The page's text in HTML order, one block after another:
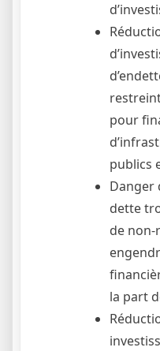
pour
publics
Danger
dette
de non-
la part